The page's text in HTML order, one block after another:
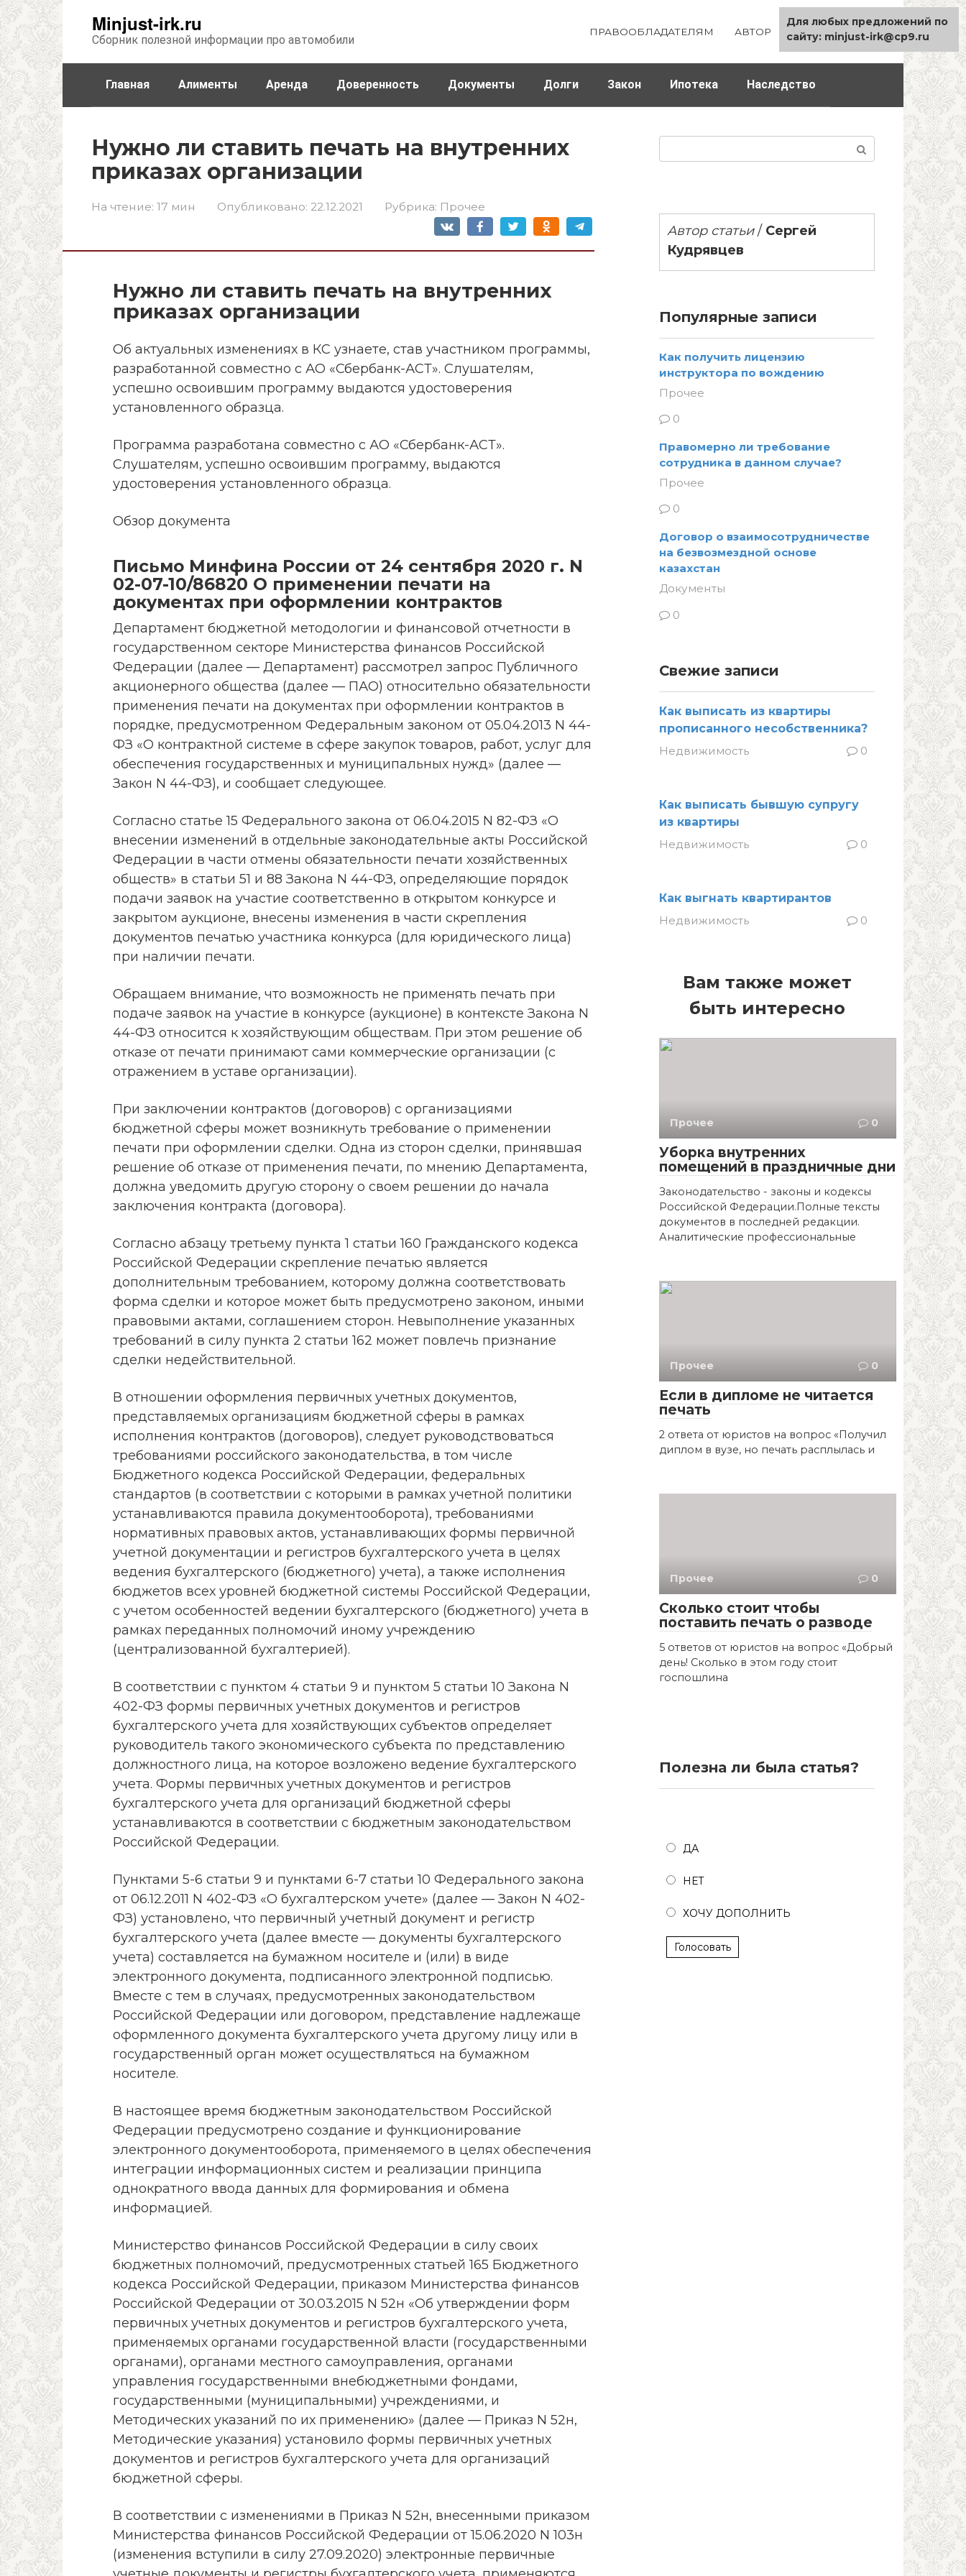
Minjust-irk.ru
Сборник полезной информации про автомобили
ПРАВООБЛАДАТЕЛЯМ АВТОР КАРТА САЙТА
Главная Алименты Аренда Доверенность Документы Долги Закон Ипотека Наследство
Нужно ли ставить печать на внутренних
приказах организации
На чтение: 17 мин Опубликовано: 22.12.2021 Рубрика: Прочее
Нужно ли ставить печать на внутренних
приказах организации
Об актуальных изменениях в КС узнаете, став участником программы,
разработанной совместно с АО «Сбербанк-АСТ». Слушателям,
успешно освоившим программу выдаются удостоверения
установленного образца.
Программа разработана совместно с АО «Сбербанк-АСТ».
Слушателям, успешно освоившим программу, выдаются
удостоверения установленного образца.
Обзор документа
Письмо Минфина России от 24 сентября 2020 г. N
02-07-10/86820 О применении печати на
документах при оформлении контрактов
Департамент бюджетной методологии и финансовой отчетности в
государственном секторе Министерства финансов Российской
Федерации (далее — Департамент) рассмотрел запрос Публичного
акционерного общества (далее — ПАО) относительно обязательности
применения печати на документах при оформлении контрактов в
порядке, предусмотренном Федеральным законом от 05.04.2013 N 44-
ФЗ «О контрактной системе в сфере закупок товаров, работ, услуг для
обеспечения государственных и муниципальных нужд» (далее —
Закон N 44-ФЗ), и сообщает следующее.
Согласно статье 15 Федерального закона от 06.04.2015 N 82-ФЗ «О
внесении изменений в отдельные законодательные акты Российской
Федерации в части отмены обязательности печати хозяйственных
обществ» в статьи 51 и 88 Закона N 44-ФЗ, определяющие порядок
подачи заявок на участие соответственно в открытом конкурсе и
закрытом аукционе, внесены изменения в части скрепления
документов печатью участника конкурса (для юридического лица)
при наличии печати.
Обращаем внимание, что возможность не применять печать при
подаче заявок на участие в конкурсе (аукционе) в контексте Закона N
44-ФЗ относится к хозяйствующим обществам. При этом решение об
отказе от печати принимают сами коммерческие организации (с
отражением в уставе организации).
При заключении контрактов (договоров) с организациями
бюджетной сферы может возникнуть требование о применении
печати при оформлении сделки. Одна из сторон сделки, принявшая
решение об отказе от применения печати, по мнению Департамента,
должна уведомить другую сторону о своем решении до начала
заключения контракта (договора).
Согласно абзацу третьему пункта 1 статьи 160 Гражданского кодекса
Российской Федерации скрепление печатью является
дополнительным требованием, которому должна соответствовать
форма сделки и которое может быть предусмотрено законом, иными
правовыми актами, соглашением сторон. Невыполнение указанных
требований в силу пункта 2 статьи 162 может повлечь признание
сделки недействительной.
В отношении оформления первичных учетных документов,
представляемых организациям бюджетной сферы в рамках
исполнения контрактов (договоров), следует руководствоваться
требованиями российского законодательства, в том числе
Бюджетного кодекса Российской Федерации, федеральных
стандартов (в соответствии с которыми в рамках учетной политики
устанавливаются правила документооборота), требованиями
нормативных правовых актов, устанавливающих формы первичной
учетной документации и регистров бухгалтерского учета в целях
ведения бухгалтерского (бюджетного) учета), а также исполнения
бюджетов всех уровней бюджетной системы Российской Федерации,
с учетом особенностей ведении бухгалтерского (бюджетного) учета в
рамках переданных полномочий иному учреждению
(централизованной бухгалтерией).
В соответствии с пунктом 4 статьи 9 и пунктом 5 статьи 10 Закона N
402-ФЗ формы первичных учетных документов и регистров
бухгалтерского учета для хозяйствующих субъектов определяет
руководитель такого экономического субъекта по представлению
должностного лица, на которое возложено ведение бухгалтерского
учета. Формы первичных учетных документов и регистров
бухгалтерского учета для организаций бюджетной сферы
устанавливаются в соответствии с бюджетным законодательством
Российской Федерации.
Пунктами 5-6 статьи 9 и пунктами 6-7 статьи 10 Федерального закона
от 06.12.2011 N 402-ФЗ «О бухгалтерском учете» (далее — Закон N 402-
ФЗ) установлено, что первичный учетный документ и регистр
бухгалтерского учета (далее вместе — документы бухгалтерского
учета) составляется на бумажном носителе и (или) в виде
электронного документа, подписанного электронной подписью.
Вместе с тем в случаях, предусмотренных законодательством
Российской Федерации или договором, представление надлежаще
оформленного документа бухгалтерского учета другому лицу или в
государственный орган может осуществляться на бумажном
носителе.
В настоящее время бюджетным законодательством Российской
Федерации предусмотрено создание и функционирование
электронного документооборота, применяемого в целях обеспечения
интеграции информационных систем и реализации принципа
однократного ввода данных для формирования и обмена
информацией.
Министерство финансов Российской Федерации в силу своих
бюджетных полномочий, предусмотренных статьей 165 Бюджетного
кодекса Российской Федерации, приказом Министерства финансов
Российской Федерации от 30.03.2015 N 52н «Об утверждении форм
первичных учетных документов и регистров бухгалтерского учета,
применяемых органами государственной власти (государственными
органами), органами местного самоуправления, органами
управления государственными внебюджетными фондами,
государственными (муниципальными) учреждениями, и
Методических указаний по их применению» (далее — Приказ N 52н,
Методические указания) установило формы первичных учетных
документов и регистров бухгалтерского учета для организаций
бюджетной сферы.
В соответствии с изменениями в Приказ N 52н, внесенными приказом
Министерства финансов Российской Федерации от 15.06.2020 N 103н
(изменения вступили в силу 27.09.2020) электронные первичные
Автор статьи/ Сергей
Кудрявцев
Популярные записи
Как получить лицензию
инструктора по вождению
Прочее
0
Правомерно ли требование
сотрудника в данном случае?
Прочее
0
Договор о взаимосотрудничестве
на безвозмездной основе
казахстан
Документы
0
Свежие записи
Как выписать из квартиры
прописанного несобственника?
Недвижимость
0
Как выписать бывшую супругу
из квартиры
Недвижимость
0
Как выгнать квартирантов
Недвижимость
0
Вам также может
быть интересно
Прочее 0
Уборка внутренних
помещений в праздничные дни
Законодательство - законы и кодексы
Российской Федерации.Полные тексты
документов в последней редакции.
Аналитические профессиональные
Прочее 0
Если в дипломе не читается
печать
2 ответa от юристов на вопрос «Получил
диплом в вузе, но печать расплылась и
Прочее 0
Сколько стоит чтобы
поставить печать о разводе
5 ответов от юристов на вопрос «Добрый
день! Сколько в этом году стоит
госпошлина
Полезна ли была статья?
ДА
НЕТ
ХОЧУ ДОПОЛНИТЬ
Голосовать
Для любых предложений по
сайту: minjust-irk@cp9.ru